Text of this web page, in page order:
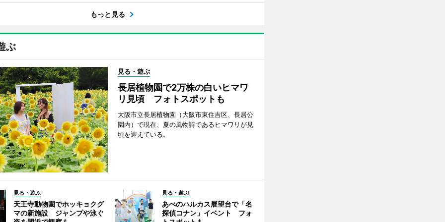
もっと見る
ぶ
見る・遊ぶ
長居植物園で2万株の白いヒマワ
リ見頃 フォトスポットも
大阪市立長居植物園（大阪市東住吉区、長居公
園内）で現在、夏の風物詩であるヒマワリが見
頃を迎えている。
見る・遊ぶ
天王寺動物園でホッキョクグ
マの新施設 ジャンプや泳ぐ
見る・遊ぶ
あべのハルカス展望台で「名
探偵コナン」イベント フォ